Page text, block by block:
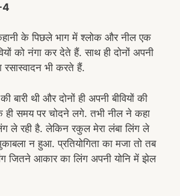
4
के पिछले भाग में श्लोक और नील एक
को नंगा कर देते हैं. साथ ही दोनों अपनी
रसास्वादन भी करते हैं.
बारी थी और दोनों ही अपनी बीवियों की
समय पर चोदने लगे. तभी नील ने कहा
ले रही है. लेकिन रकुल मेरा लंबा लिंग ले
न हुआ. प्रतियोगिता का मजा तो तब
जितने आकार का लिंग अपनी योनि में झेल